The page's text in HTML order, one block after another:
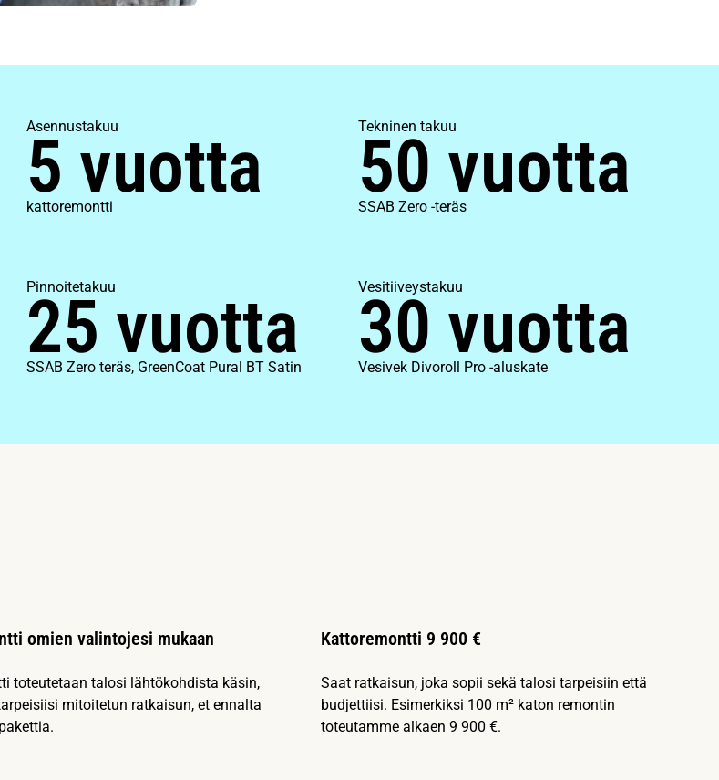
Asennustakuu
5 vuotta
kattoremontti
Tekninen takuu
50 vuotta
SSAB Zero -teräs
Pinnoitetakuu
25 vuotta
SSAB Zero teräs, GreenCoat Pural BT Satin
Vesitiiveystakuu
30 vuotta
Vesivek Divoroll Pro -aluskate
omien valintojesi mukaan
toteutetaan talosi lähtökohdista käsin,
mitoitetun ratkaisun, et ennalta
Kattoremontti 9 900 €
Saat ratkaisun, joka sopii sekä talosi tarpeisiin että
budjettiisi. Esimerkiksi 100 m² katon remontin
toteutamme alkaen 9 900 €.